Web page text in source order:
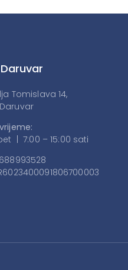
Tomislava 14,
| 7:00 – 15:00 sati